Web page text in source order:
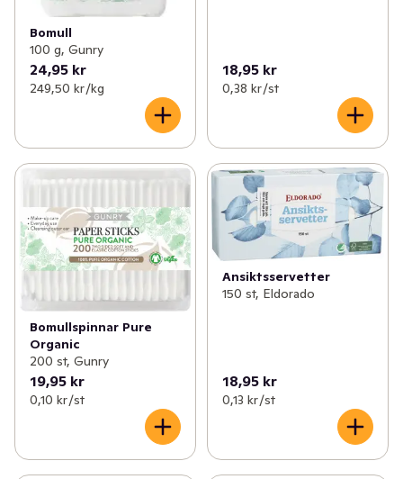
Bomull
100 g, Gunry
24,95 kr
249,50 kr /kg
18,95 kr
0,38 kr /st
Bomullspinnar Pure
Organic
200 st, Gunry
19,95 kr
0,10 kr /st
Ansiktsservetter
150 st, Eldorado
18,95 kr
0,13 kr /st